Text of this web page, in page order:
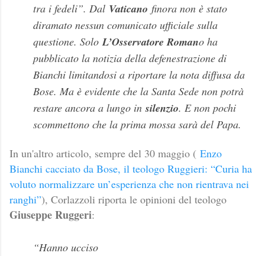
tra i fedeli”. Dal Vaticano finora non è stato
diramato nessun comunicato ufficiale sulla
questione. Solo L’Osservatore Romano ha
pubblicato la notizia della defenestrazione di
Bianchi limitandosi a riportare la nota diffusa da
Bose. Ma è evidente che la Santa Sede non potrà
restare ancora a lungo insilenzio. E non pochi
scommettono che la prima mossa sarà del Papa.
In un'altro articolo, sempre del 30 maggio ( Enzo
Bianchi cacciato da Bose, il teologo Ruggieri: “Curia ha
voluto normalizzare un’esperienza che non rientrava nei
ranghi”), Corlazzoli riporta le opinioni del teologo
Giuseppe Ruggeri:
“Hanno ucciso